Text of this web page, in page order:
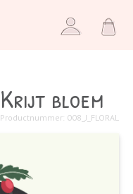
Krijt bloem
Productnummer: 008_J_FLORAL